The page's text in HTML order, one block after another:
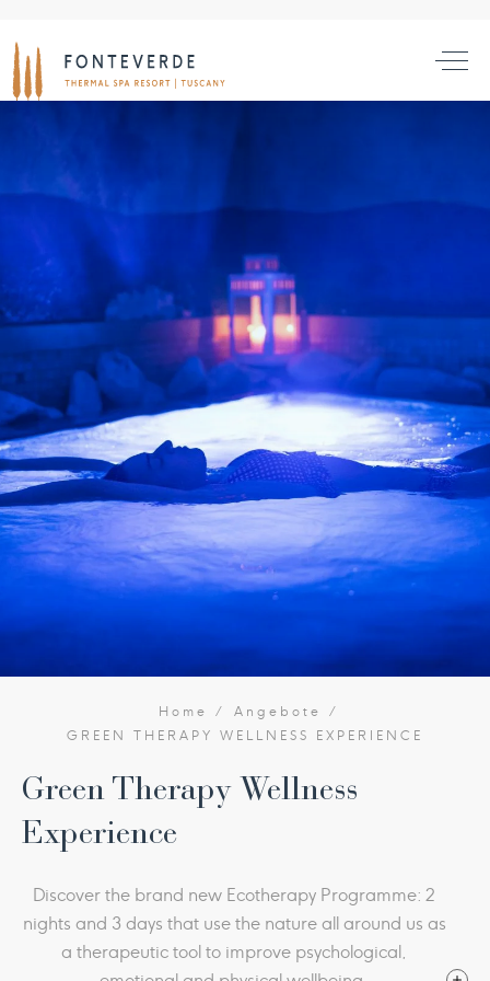
Home
Angebote
GREEN THERAPY WELLNESS EXPERIENCE
Green Therapy Wellness
Experience
Discover the brand new Ecotherapy Programme: 2
nights and 3 days that use the nature all around us as
a therapeutic tool to improve psychological,